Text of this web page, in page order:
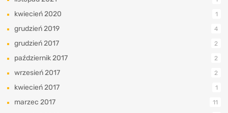
kwiecień 2020 1
grudzień 2019 4
grudzień 2017 2
październik 2017 2
wrzesień 2017 2
kwiecień 2017 1
marzec 2017 11